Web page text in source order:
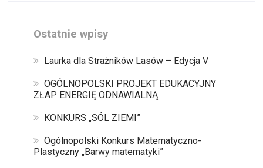
Ostatnie wpisy
Laurka dla Strażników Lasów – Edycja V
OGÓLNOPOLSKI PROJEKT EDUKACYJNY
ZŁAP ENERGIĘ ODNAWIALNĄ
KONKURS „SÓL ZIEMI”
Ogólnopolski Konkurs Matematyczno-
Plastyczny „Barwy matematyki”